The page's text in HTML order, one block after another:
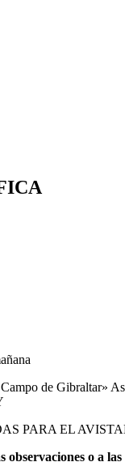
de Gibraltar»
PARA EL
observaciones o a